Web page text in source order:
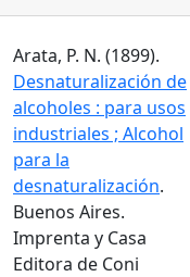
Arata, P. N. (1899).
Desnaturalización de
alcoholes : para usos
industriales ; Alcohol
para la
desnaturalización.
Buenos Aires.
Imprenta y Casa
Editora de Coni